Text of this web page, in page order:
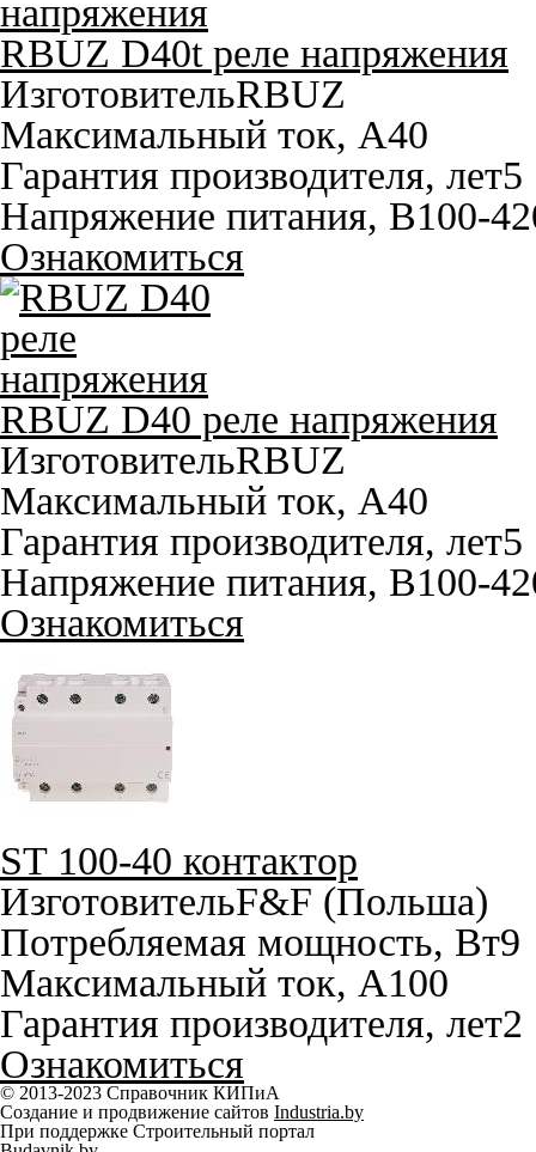
RBUZ D40t реле напряжения
ИзготовительRBUZ
Максимальный ток, A40
Гарантия производителя, лет5
Напряжение питания, В100-
Ознакомиться
RBUZ D40 реле напряжения
ИзготовительRBUZ
Максимальный ток, A40
Гарантия производителя, лет5
Напряжение питания, В100-
Ознакомиться
ST 100-40 контактор
ИзготовительF&F (Польша)
Потребляемая мощность, Вт9
Максимальный ток, A100
Гарантия производителя, лет2
Ознакомиться
© 2013-2023 Справочник КИПиА
Создание и продвижение сайтов Industria.by
При поддержке Строительный портал